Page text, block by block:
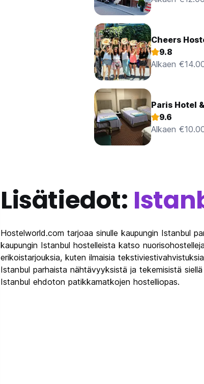
Cheers
9.8
Alkaen
Paris Hotel
9.6
Alkaen
Lisätiedot:
Hostelworld.com tarjoaa sinulle kaupungin Istanbul
kaupungin Istanbul hostelleista katso
erikoistarjouksia, kuten ilmaisia
Istanbul parhaista nähtävyyksistä ja tekemisistä
Istanbul ehdoton patikkamatkojen hostelliopas.